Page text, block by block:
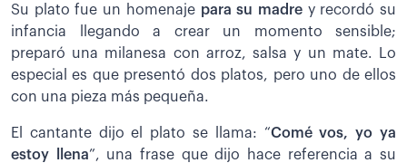
Su plato fue un homenaje para su madre y recordó su
infancia llegando a crear un momento sensible;
preparó una milanesa con arroz, salsa y un mate. Lo
especial es que presentó dos platos, pero uno de ellos
con una pieza más pequeña.
El cantante dijo el plato se llama: “Comé vos, yo ya
estoy llena”, una frase que dijo hace referencia a su